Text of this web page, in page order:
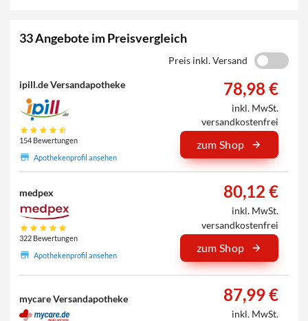
33 Angebote im Preisvergleich
Preis inkl. Versand
ipill.de Versandapotheke
154 Bewertungen
Apothekenprofil ansehen
78,98 €
inkl. MwSt.
versandkostenfrei
zum Shop
medpex
322 Bewertungen
Apothekenprofil ansehen
80,12 €
inkl. MwSt.
versandkostenfrei
zum Shop
mycare Versandapotheke 87,99 €
inkl. MwSt.